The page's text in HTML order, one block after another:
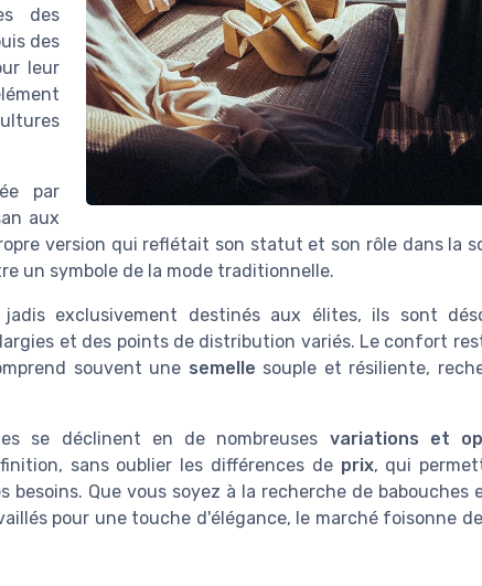
des
des
leur
par
aux
version qui reflétait son statut et son rôle dans la
un symbole de la mode traditionnelle.
exclusivement destinés aux élites, ils sont
et des points de distribution variés. Le confort
souvent une semelle souple et résiliente,
se déclinent en de nombreuses variations et
sans oublier les différences de prix, qui
Que vous soyez à la recherche de babouches
pour une touche d'élégance, le marché foisonne